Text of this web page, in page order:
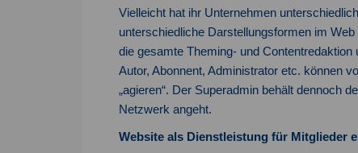
Vielleicht hat ihr Unternehmen
unterschiedliche Darstellungsformen im
die gesamte Theming- und
Autor, Abonnent, Administrator etc. können
„agieren“. Der Superadmin behält dennoch
Netzwerk angeht.
Website als Dienstleistung für Mitglieder